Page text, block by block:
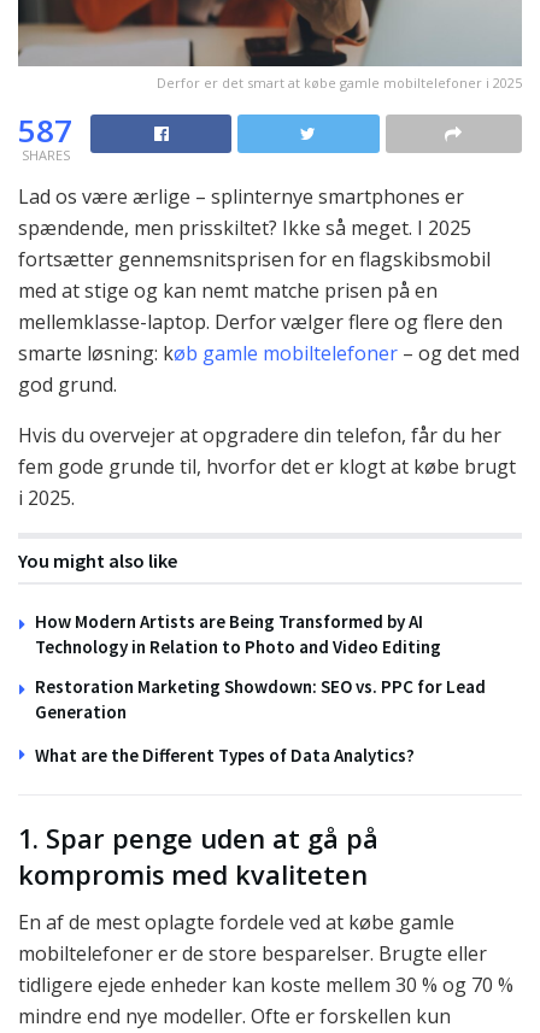
Derfor er det smart at købe gamle mobiltelefoner i 2025
587
SHARES
Lad os være ærlige – splinternye smartphones er
spændende, men prisskiltet? Ikke så meget. I 2025
fortsætter gennemsnitsprisen for en flagskibsmobil
med at stige og kan nemt matche prisen på en
mellemklasse-laptop. Derfor vælger flere og flere den
smarte løsning: køb gamle mobiltelefoner – og det med
god grund.
Hvis du overvejer at opgradere din telefon, får du her
fem gode grunde til, hvorfor det er klogt at købe brugt
i 2025.
You might also like
How Modern Artists are Being Transformed by AI
Technology in Relation to Photo and Video Editing
Restoration Marketing Showdown: SEO vs. PPC for Lead
Generation
What are the Different Types of Data Analytics?
1. Spar penge uden at gå på
kompromis med kvaliteten
En af de mest oplagte fordele ved at købe gamle
mobiltelefoner er de store besparelser. Brugte eller
tidligere ejede enheder kan koste mellem 30 % og 70 %
mindre end nye modeller. Ofte er forskellen kun